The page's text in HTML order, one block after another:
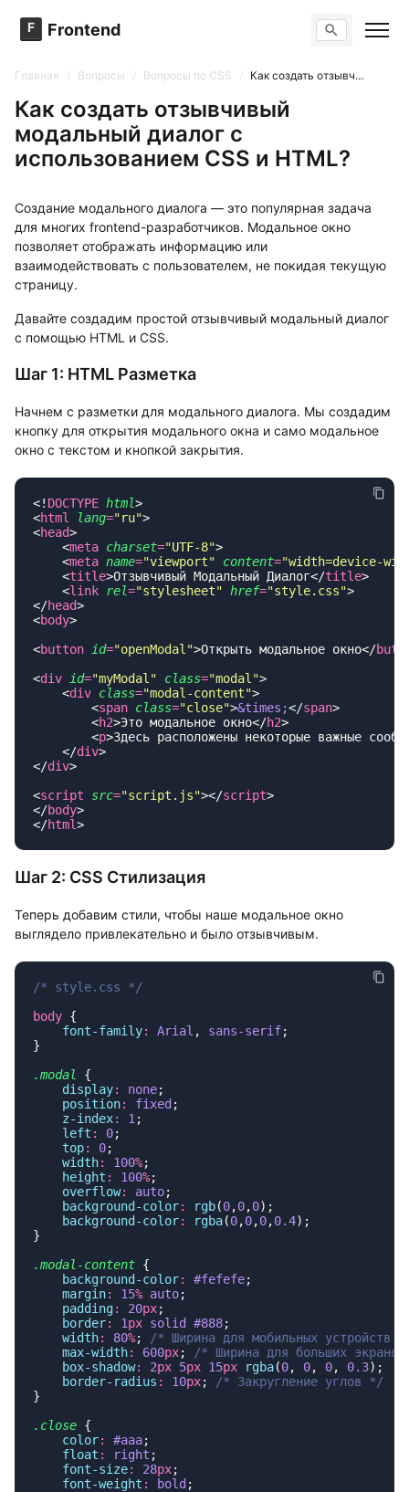
F Frontend Поиск по сайту
Тренажер вопросов
Тесты
Задачи
Главная Вопросы Вопросы по CSS Как создать отзывчивый модальный диалог с использованием CSS и HTML?
Как создать отзывчивый
модальный диалог с
использованием CSS и HTML?
Создание модального диалога — это популярная задача
для многих frontend-разработчиков. Модальное окно
позволяет отображать информацию или
взаимодействовать с пользователем, не покидая текущую
страницу.
Давайте создадим простой отзывчивый модальный диалог
с помощью HTML и CSS.
Шаг 1: HTML Разметка
Начнем с разметки для модального диалога. Мы создадим
кнопку для открытия модального окна и само модальное
окно с текстом и кнопкой закрытия.
<! DOCTYPE html
<html lang="ru"
<head
    <
meta charset="UTF-8"
    <
meta name="viewport" content="width=device-
    <
title>Отзывчивый Модальный Диалог</title
    <
link rel="stylesheet" href="style.css"
</head
<body
<button id="openModal ">Открыть модальное окно</
<div id="myModal " class="modal "
    <
div class="modal-content"
        <
span class="close">&times;</span
        <
h2>Это модальное окно</h2
        <
p>Здесь расположены некоторые важные
    </
div
</div
<script src="script.js"></script
</body
</html
Шаг 2: CSS Стилизация
Теперь добавим стили, чтобы наше модальное окно
выглядело привлекательно и было отзывчивым.
body
    font-family
: Arial , sans-serif
.modal
    display
: none
    position
: fixed
    z-index
: 1
    left
: 0
    top
: 0
    width
: 100%
    height
: 100%
    overflow
: auto
    background-color
: rgb(0,0,0
    background-color
: rgba(0,0,0,0.4
.modal-content
    background-color
: #fefefe
    margin
: 15% auto
    padding
: 20px
    border
: 1px solid #888
    width
: 80%;
    max-width
: 600px;
    box-shadow
: 2px 5px 15px rgba(0, 0, 0, 0.3
    border-radius
: 10px;
.close
    color
: #aaa
    float
: right
    font-size
: 28px
    font-weight
: bold